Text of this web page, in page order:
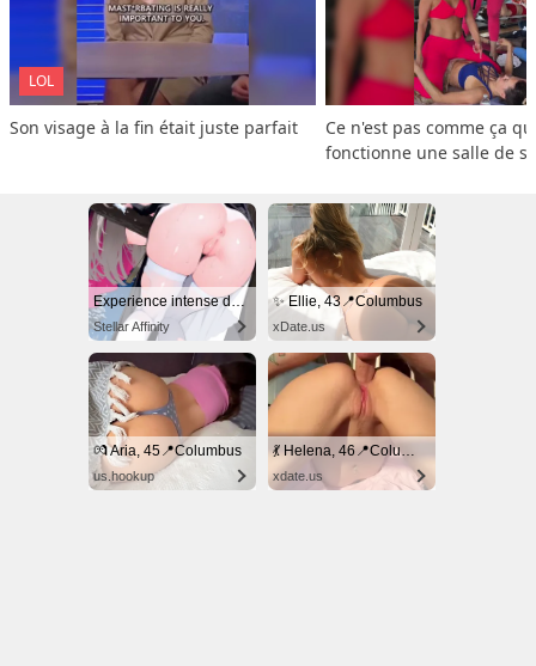
LOL
Son visage à la fin était juste parfait
Ce n'est pas comme ça
fonctionne une salle de